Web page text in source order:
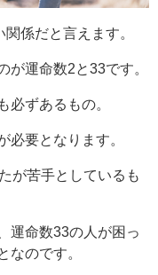
係だと言えます。
が運命数2と33です。
必ずあるもの。
必要となります。
が苦手としているも
運命数33の人が困っ
なのです。